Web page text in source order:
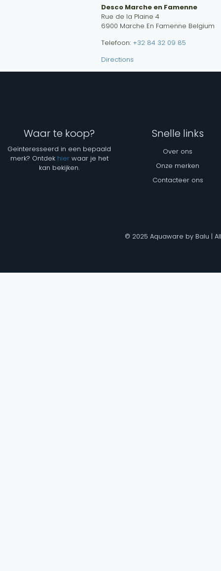
Desco Marche en Famenne
Rue de la Plaine 4
6900 Marche En Famenne Belgium
Telefoon: +32 84 32 09 85
Directions
Waar te koop?
Geïnteresseerd in een bepaald
merk? Ontdek hierwaar je het
kan bekijken.
Snelle links
Over ons
Onze merken
Contacteer ons
© 2025 Aquaware by Balu |